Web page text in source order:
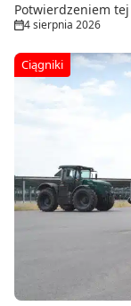
Potwierdzeniem
4 sierpnia 2026
Ciągniki